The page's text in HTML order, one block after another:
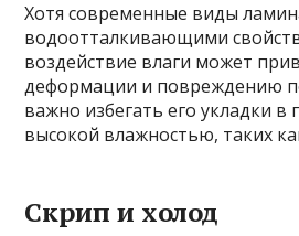
Хотя современные виды
водоотталкивающими
воздействие влаги может
деформации и повреждению
важно избегать его укладки в
высокой влажностью, таких
Скрип и холод